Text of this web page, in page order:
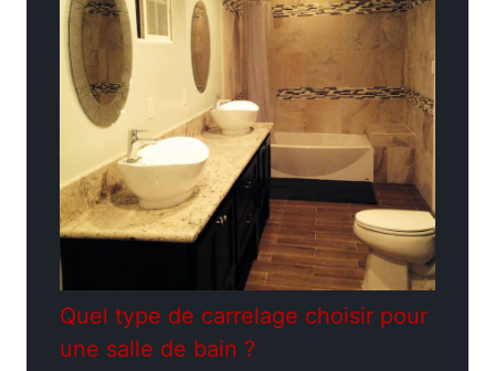
Quel type de carrelage choisir pour
une salle de bain ?